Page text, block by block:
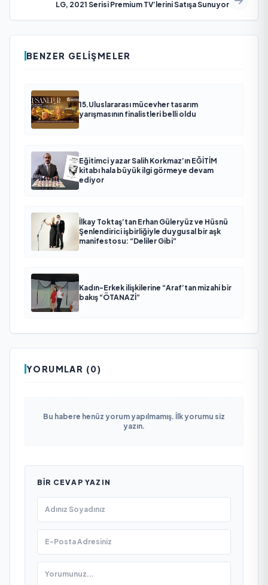
LG, 2021 Serisi Premium TV’lerini Satışa Sunuyor
BENZER GELIŞMELER
15.Uluslararası mücevher tasarım
yarışmasının finalistleri belli oldu
Eğitimci yazar Salih Korkmaz’ın EĞİTİM
kitabı hala büyük ilgi görmeye devam
ediyor
İlkay Toktaş’tan Erhan Güleryüz ve Hüsnü
Şenlendirici işbirliğiyle duygusal bir aşk
manifestosu: “Deliler Gibi”
Kadın-Erkek ilişkilerine “Araf’tan mizahi bir
bakış “ÖTANAZİ”
YORUMLAR (0)
Bu habere henüz yorum yapılmamış. İlk yorumu siz
yazın.
BIR CEVAP YAZIN